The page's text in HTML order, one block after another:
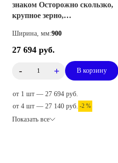
знаком Осторожно скользко,
крупное зерно,
Ширина, мм:900
27 694 руб.
- + В корзину
от 1 шт — 27 694 руб.
от 4 шт — 27 140 руб. -2 %
Показать все